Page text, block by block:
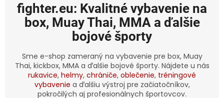
fighter.eu: Kvalitné vybavenie na
box, Muay Thai, MMA a ďalšie
bojové športy
Sme e-shop zameraný na vybavenie pre box, Muay
Thai, kickbox, MMA a ďalšie bojové športy. Nájdete u nás
rukavice, helmy, chrániče, oblečenie, tréningové
vybavenie a ďalšiu výstroj pre začiatočníkov,
pokročilých aj profesionálnych športovcov.